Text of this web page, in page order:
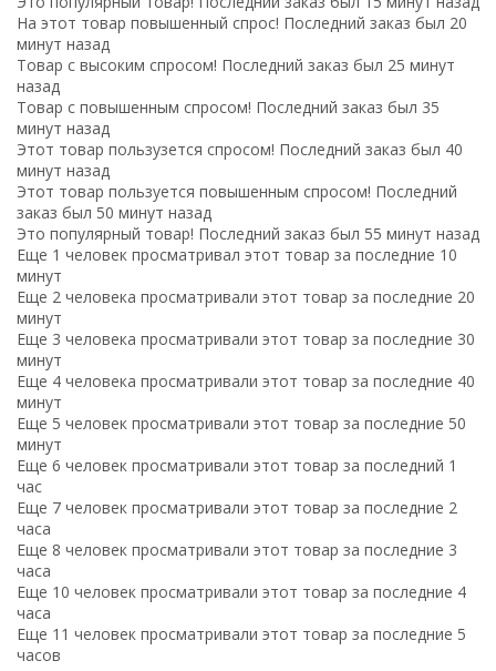
На этот товар повышенный спрос! Последний заказ был 20
минут назад
Товар с высоким спросом! Последний заказ был 25 минут
назад
Товар с повышенным спросом! Последний заказ был 35
минут назад
Этот товар пользузется спросом! Последний заказ был 40
минут назад
Этот товар пользуется повышенным спросом! Последний
заказ был 50 минут назад
Это популярный товар! Последний заказ был 55 минут назад
Еще 1 человек просматривал этот товар за последние 10
минут
Еще 2 человека просматривали этот товар за последние 20
минут
Еще 3 человека просматривали этот товар за последние 30
минут
Еще 4 человека просматривали этот товар за последние 40
минут
Еще 5 человек просматривали этот товар за последние 50
минут
Еще 6 человек просматривали этот товар за последний 1
час
Еще 7 человек просматривали этот товар за последние 2
часа
Еще 8 человек просматривали этот товар за последние 3
часа
Еще 10 человек просматривали этот товар за последние 4
часа
Еще 11 человек просматривали этот товар за последние 5
часов